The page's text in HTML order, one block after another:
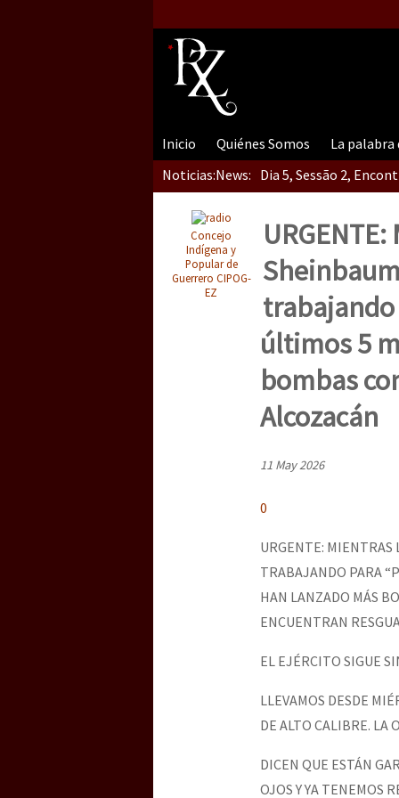
Inicio Quiénes Somos
La palabra
Noticias:News: Dia 5, Sessão 2,
Dia 5, sessão 1, do
Dia 4 – Encontro
Dia 3 do Encontro
Dia 2 do Encontro
Dia 1: Encontro
[CDMX – 20 julio]
“Sonhando a Terra do
Concejo
Indígena y
Popular de
Guerrero CIPOG-
EZ
trabajando
últimos 5
bombas
Alcozacán
11 May 2026
0
URGENTE: MIENTRAS
TRABAJANDO PARA
HAN LANZADO MÁS
ENCUENTRAN
EL EJÉRCITO SIGUE
LLEVAMOS DESDE
DE ALTO CALIBRE. LA
DICEN QUE ESTÁN
OJOS Y YA TENEMOS